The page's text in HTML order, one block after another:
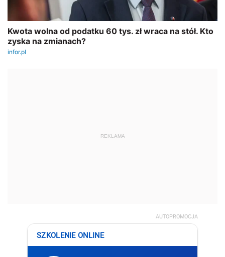
REKLAMA
AUTOPROMOCJA
SZKOLENIE ONLINE